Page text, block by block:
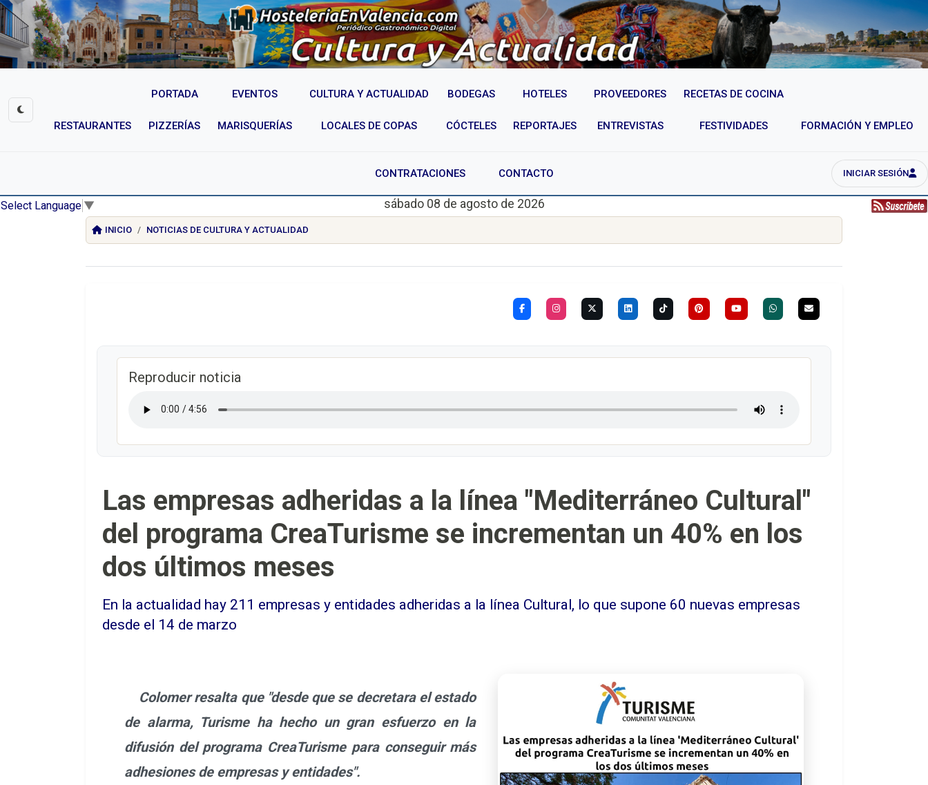
PORTADA EVENTOS CULTURA Y ACTUALIDAD BODEGAS HOTELES PROVEEDORES RECETAS DE COCINA
RESTAURANTES PIZZERÍAS MARISQUERÍAS LOCALES DE COPAS CÓCTELES REPORTAJES ENTREVISTAS FESTIVIDADES FORMACIÓN Y EMPLEO
CONTRATACIONES CONTACTO INICIAR SESIÓN
Select Language ▼ sábado 08 de agosto de 2026
INICIO NOTICIAS DE CULTURA Y ACTUALIDAD
Reproducir noticia
Las empresas adheridas a la línea "Mediterráneo Cultural"
del programa CreaTurisme se incrementan un 40% en los
dos últimos meses
En la actualidad hay 211 empresas y entidades adheridas a la línea Cultural, lo que supone 60 nuevas empresas
desde el 14 de marzo
Colomer resalta que "desde que se decretara el estado
de alarma, Turisme ha hecho un gran esfuerzo en la
difusión del programa CreaTurisme para conseguir más
adhesiones de empresas y entidades".